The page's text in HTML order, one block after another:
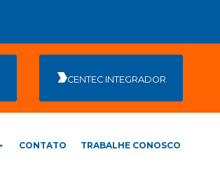
CENTEC INTEGRADOR
CONTATO TRABALHE CONOSCO